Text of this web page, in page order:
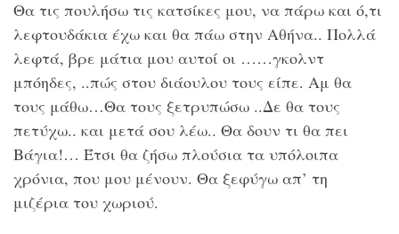
Θα τις πουλήσω τις κατσίκες μου, να πάρω και ό,τι
λεφτουδάκια έχω και θα πάω στην Αθήνα.. Πολλά
λεφτά, βρε μάτια μου αυτοί οι ……γκολντ
μπόηδες, ..πώς στου διάουλου τους είπε. Αμ θα
τους μάθω…Θα τους ξετρυπώσω ..Δε θα τους
πετύχω.. και μετά σου λέω.. Θα δουν τι θα πει
Βάγια!… Έτσι θα ζήσω πλούσια τα υπόλοιπα
χρόνια, που μου μένουν. Θα ξεφύγω απ’ τη
μιζέρια του χωριού.